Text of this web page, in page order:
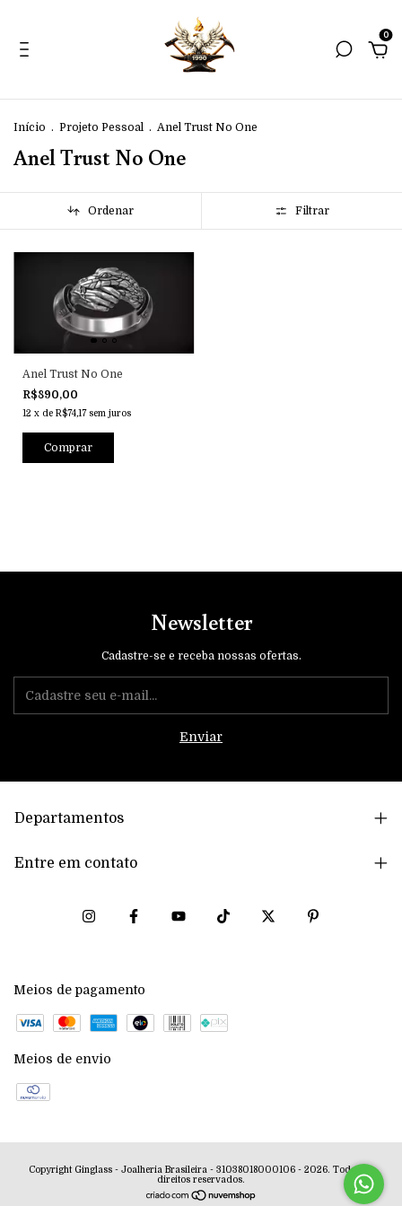
0
Início . Projeto Pessoal . Anel Trust No One
Anel Trust No One
Ordenar Filtrar
Anel Trust No One
R$890,00
12 x de R$74,17 sem juros
Comprar
Newsletter
Cadastre-se e receba nossas ofertas.
Departamentos
Entre em contato
Meios de pagamento
Meios de envio
Copyright Ginglass - Joalheria Brasileira - 31038018000106 - 2026. Todos os
direitos reservados.